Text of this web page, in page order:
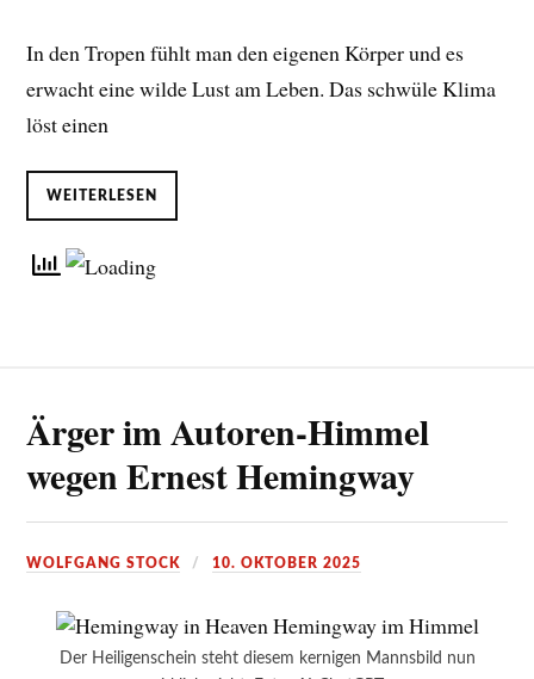
In den Tropen fühlt man den eigenen Körper und es
erwacht eine wilde Lust am Leben. Das schwüle Klima
löst einen
WEITERLESEN
Ärger im Autoren-Himmel
wegen Ernest Hemingway
WOLFGANG STOCK 10. OKTOBER 2025
Der Heiligenschein steht diesem kernigen Mannsbild nun